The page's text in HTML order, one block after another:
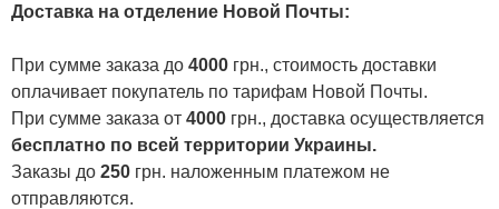
Доставка на отделение Новой Почты:
При сумме заказа до 4000 грн., стоимость доставки
оплачивает покупатель по тарифам Новой Почты.
При сумме заказа от 4000 грн., доставка осуществляется
бесплатно по всей территории Украины.
Заказы до 250 грн. наложенным платежом не
отправляются.